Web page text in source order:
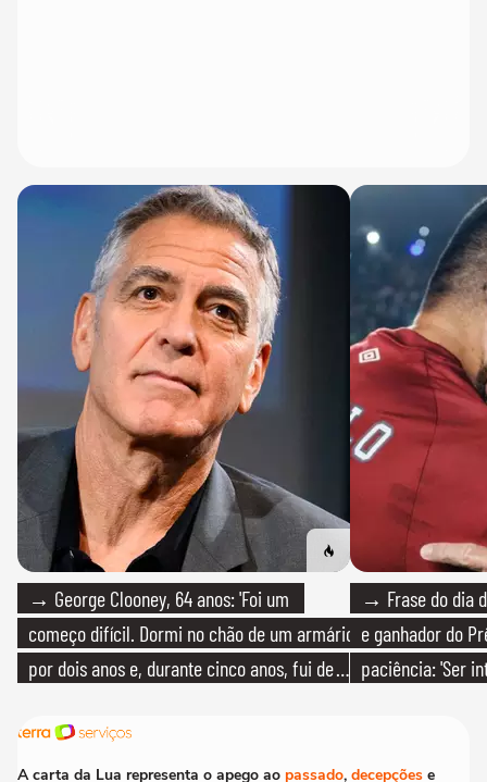
→ George Clooney, 64 anos: 'Foi um
começo difícil. Dormi no chão de um armário
por dois anos e, durante cinco anos, fui de
→ Frase do dia
e ganhador do
paciência: 'Ser
A carta da Lua representa o apego ao passado, decepções e